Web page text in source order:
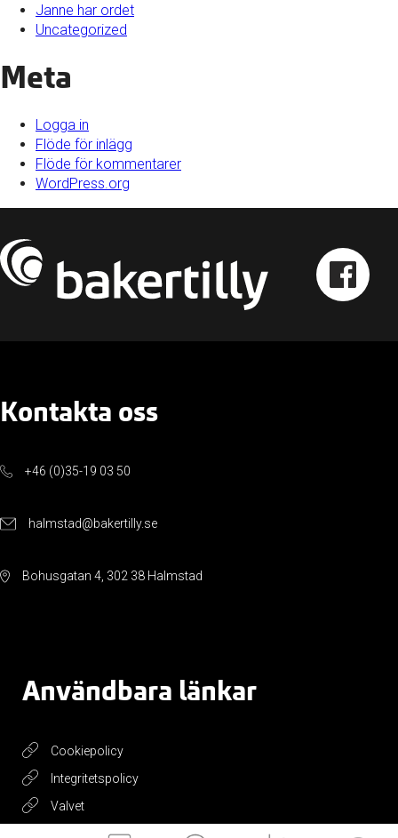
Janne har ordet
Uncategorized
Meta
Logga in
Flöde för inlägg
Flöde för kommentarer
WordPress.org
Kontakta oss
+46 (0)35-19 03 50
halmstad@bakertilly.se
Bohusgatan 4, 302 38 Halmstad
Användbara länkar
Cookiepolicy
Integritetspolicy
Valvet